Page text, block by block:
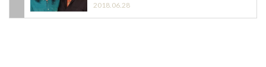
2018.06.28